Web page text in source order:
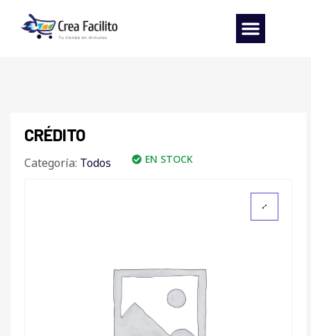
CRÉDITO
Categoría: Todos EN STOCK